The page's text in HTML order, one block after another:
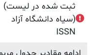
(ثبت شده در لیست
آزاد)